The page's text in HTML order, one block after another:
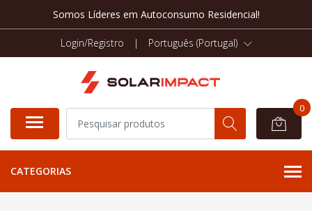
Somos Líderes em Autoconsumo Residencial!
Login/Registro | Português (Portugal)
0
CATEGORIAS